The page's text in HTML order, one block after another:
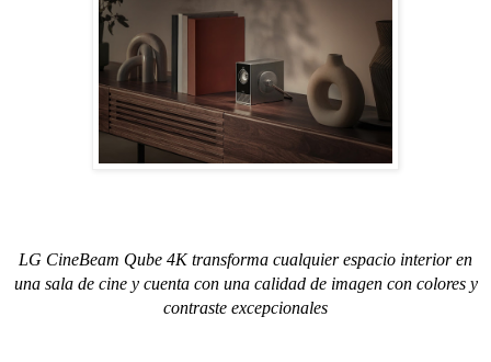
LG CineBeam Qube 4K transforma cualquier espacio interior en
una sala de cine y cuenta con una calidad de imagen con colores y
contraste excepcionales